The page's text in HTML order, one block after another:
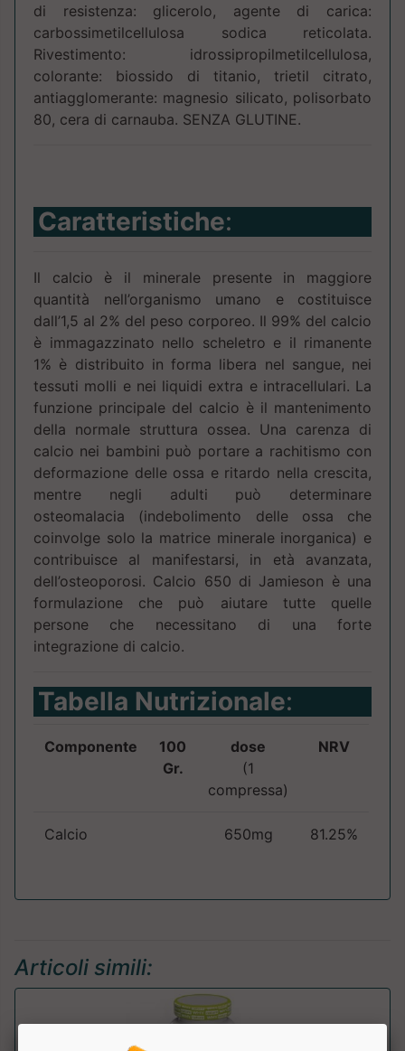
di resistenza: glicerolo, agente di carica:
carbossimetilcellulosa sodica reticolata.
Rivestimento: idrossipropilmetilcellulosa,
colorante: biossido di titanio, trietil citrato,
antiagglomerante: magnesio silicato, polisorbato
80, cera di carnauba. SENZA GLUTINE.
Caratteristiche:
Il calcio è il minerale presente in maggiore
quantità nell’organismo umano e costituisce
dall’1,5 al 2% del peso corporeo. Il 99% del calcio
è immagazzinato nello scheletro e il rimanente
1% è distribuito in forma libera nel sangue, nei
tessuti molli e nei liquidi extra e intracellulari. La
funzione principale del calcio è il mantenimento
della normale struttura ossea. Una carenza di
calcio nei bambini può portare a rachitismo con
deformazione delle ossa e ritardo nella crescita,
mentre negli adulti può determinare
osteomalacia (indebolimento delle ossa che
coinvolge solo la matrice minerale inorganica) e
contribuisce al manifestarsi, in età avanzata,
dell’osteoporosi. Calcio 650 di Jamieson è una
formulazione che può aiutare tutte quelle
persone che necessitano di una forte
integrazione di calcio.
Tabella Nutrizionale:
Componente
100
Gr.
dose
(1
compressa)
NRV
Calcio 650mg 81.25%
Articoli simili: